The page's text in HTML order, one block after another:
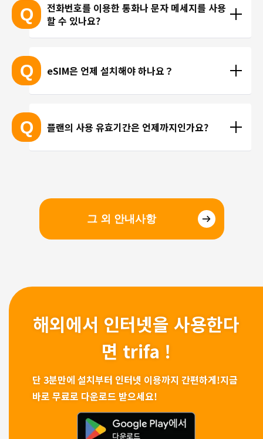
※ eSIM 지원 기기가 계속 출시되고 있기 때문에 최신
기기는 목록에 포함되지 않을 수 있습니다.
※ 고객님의 기기가 eSIM을 지원하는지 여부에 대해
서는 개별 문의를 통해 확인해 드리지 않습니다.
Q
전화번호를 이용한 통화나 문자 메세지를 사용
할 수 있나요?
고 있지 않습니다. 카카오톡, 인스타그램 등 인터넷 회
선을 이용한 통화를 이용해 주시기 바랍니다.
Q eSIM은 언제 설치해야 하나요？
하셔도 괜찮습니다. 현지 공항의 와이파이 속도가 걱
정되시는 분들은 국내에서 설치 및 설정을 완료하고,
현지에서 eSIM만 전환하는 방법을 추천해 드립니다.
Q 플랜의 사용 유효기간은 언제까지인가요?
그 외 안내사항
해외에서 인터넷을 사용한다
면 trifa !
단 3분만에 설치부터 인터넷 이용까지 간편하게!지금
바로 무료로 다운로드 받으세요!